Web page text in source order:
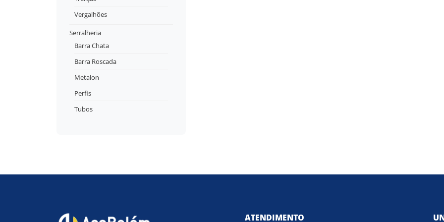
Vergalhões
Serralheria
Barra Chata
Barra Roscada
Metalon
Perfis
Tubos
ATENDIMENTO